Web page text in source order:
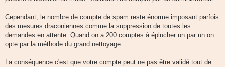
Cependant, le nombre de compte de spam reste énorme imposant parfois
des mesures draconiennes comme la suppression de toutes les
demandes en attente. Quand on a 200 comptes à éplucher un par un on
opte par la méthode du grand nettoyage.
La conséquence c'est que votre compte peut ne pas être validé tout de